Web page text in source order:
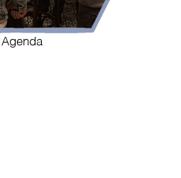
Agenda